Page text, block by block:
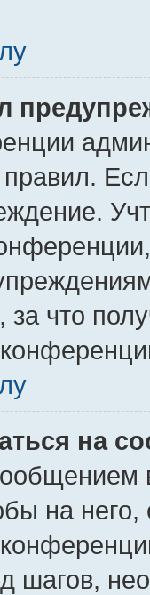
правил.
за что
на
на
шагов,